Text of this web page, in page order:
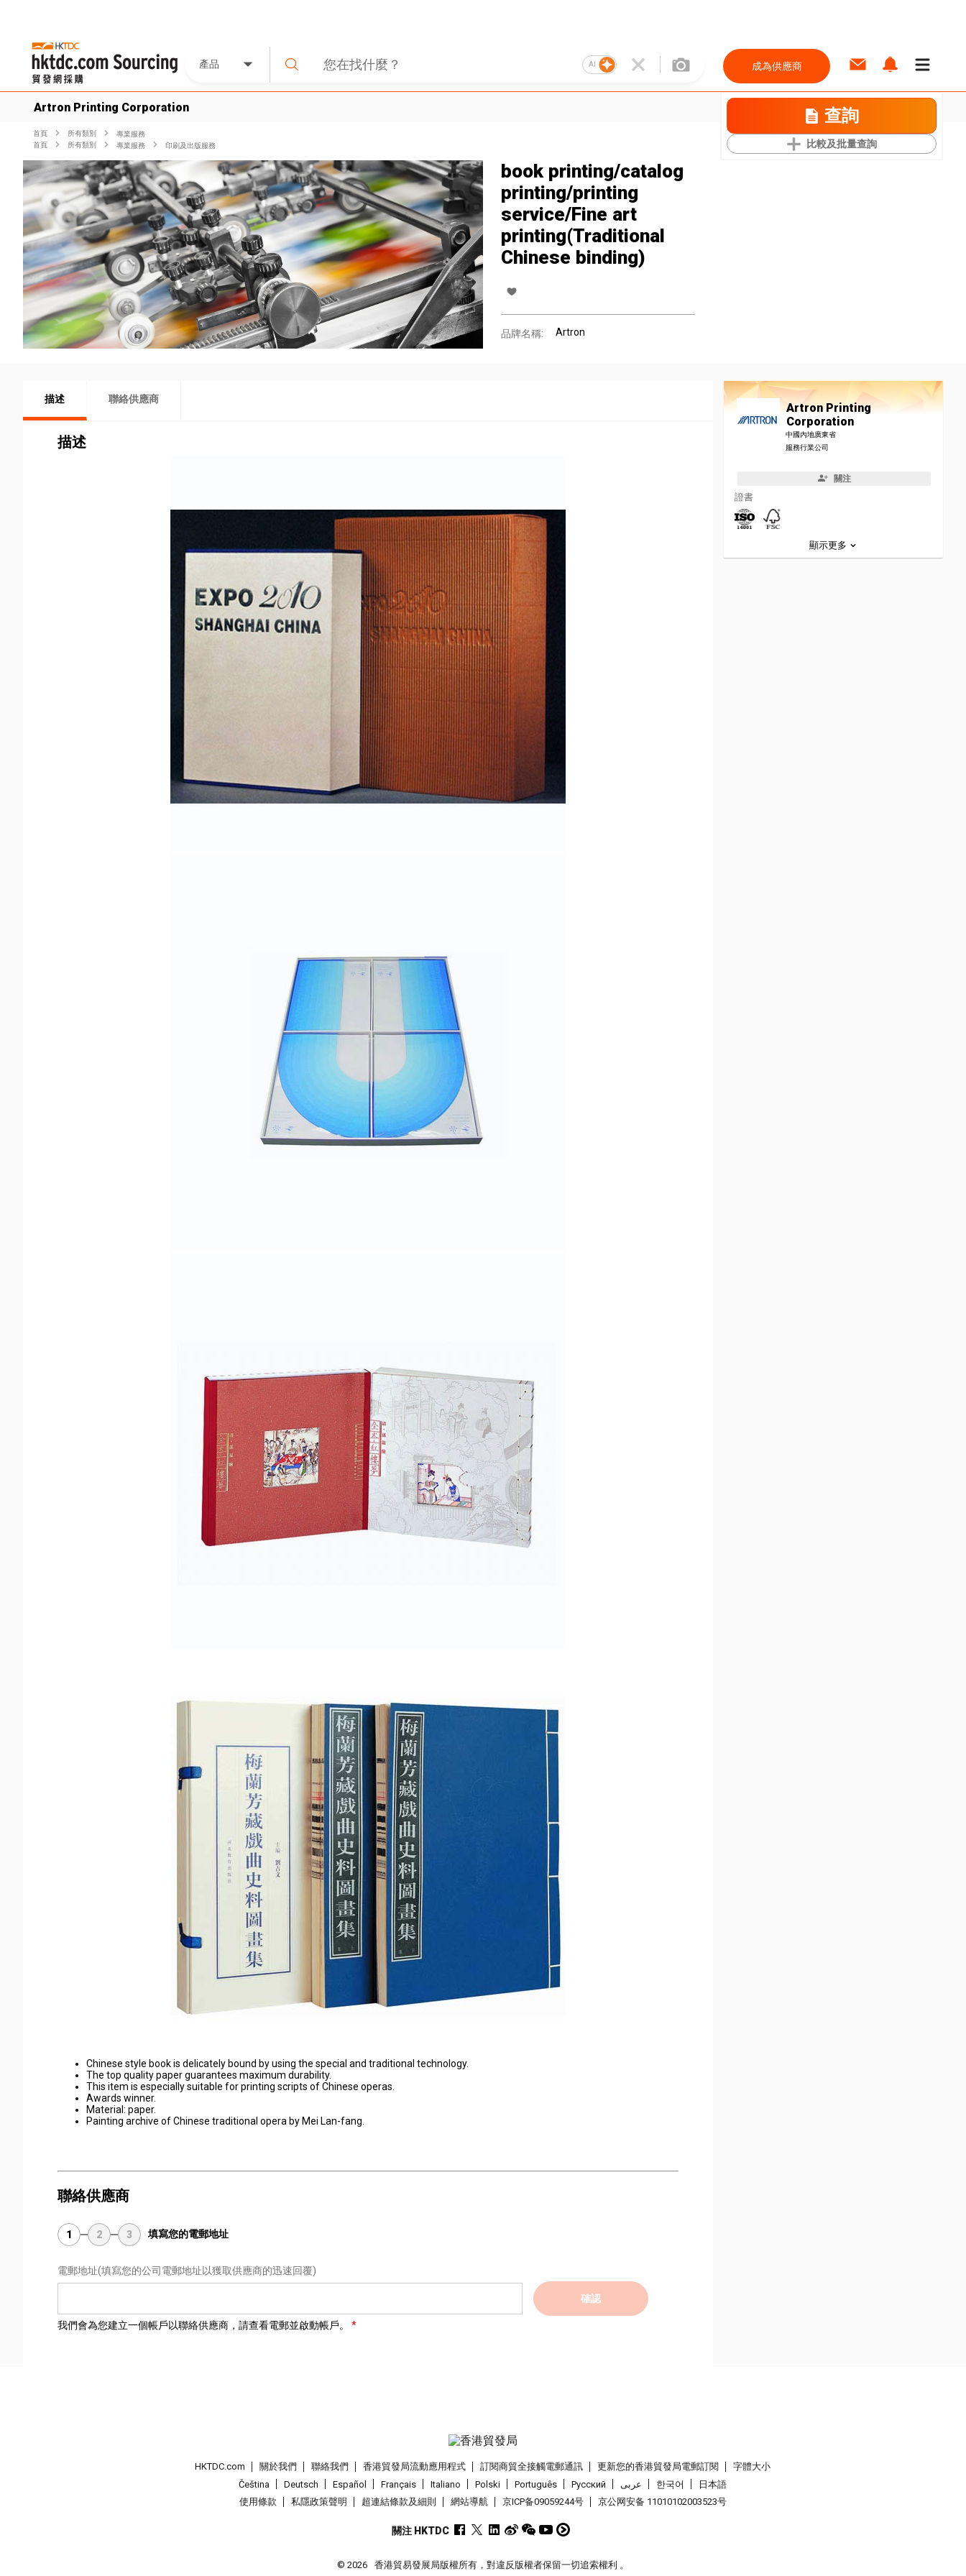
產品 AI 成為供應商
Artron Printing Corporation 查詢
比較及批量查詢
首頁 所有類別
專業服務
首頁
所有類別 專業服務 印刷及出版服務
book printing/catalog
printing/printing
service/Fine art
printing(Traditional
Chinese binding)
品牌名稱: Artron
描述 聯絡供應商
描述
Chinese style book is delicately bound by using the special and traditional technology.
The top quality paper guarantees maximum durability.
This item is especially suitable for printing scripts of Chinese operas.
Awards winner.
Material: paper.
Painting archive of Chinese traditional opera by Mei Lan-fang.
聯絡供應商
1 2 3 填寫您的電郵地址
電郵地址(填寫您的公司電郵地址以獲取供應商的迅速回覆)
確認
我們會為您建立一個帳戶以聯絡供應商，請查看電郵並啟動帳戶。
Artron Printing
Corporation
中國內地廣東省
服務行業公司
關注
證書
顯示更多
HKTDC.com 關於我們 聯絡我們 香港貿發局流動應用程式 訂閱商貿全接觸電郵通訊 更新您的香港貿發局電郵訂閱
字體大小
Čeština
Deutsch Español Français Italiano Polski Português Pусский عربى 한국어
日本語
使用條款
私隱政策聲明 超連結條款及細則 網站導航 京ICP备09059244号 京公网安备 11010102003523号
關注 HKTDC
© 2026 香港貿易發展局版權所有，對違反版權者保留一切追索權利 。